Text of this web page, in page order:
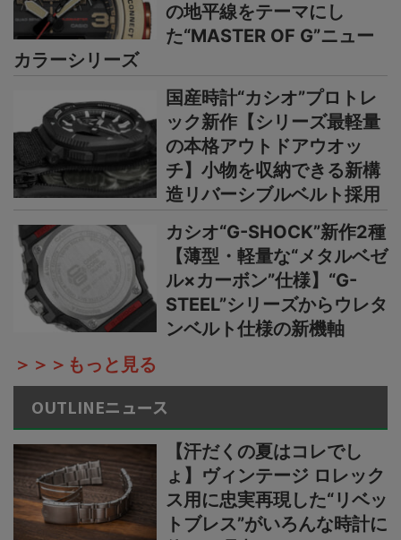
の地平線をテーマにし
た“MASTER OF G”ニュー
カラーシリーズ
国産時計“カシオ”プロトレ
ック新作【シリーズ最軽量
の本格アウトドアウオッ
チ】小物を収納できる新構
造リバーシブルベルト採用
カシオ“G-SHOCK”新作2種
【薄型・軽量な“メタルベゼ
ル×カーボン”仕様】“G-
STEEL”シリーズからウレタ
ンベルト仕様の新機軸
＞＞＞もっと見る
OUTLINEニュース
【汗だくの夏はコレでし
ょ】ヴィンテージ ロレック
ス用に忠実再現した“リベッ
トブレス”がいろんな時計に